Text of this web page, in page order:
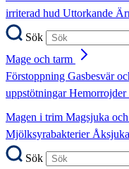
irriterad hud Uttorkande
Sök
Mage och tarm
Förstoppning Gasbesvär
uppstötningarHemorrojder
Magen i trim Magsjuka
Mjölksyrabakterier
Sök